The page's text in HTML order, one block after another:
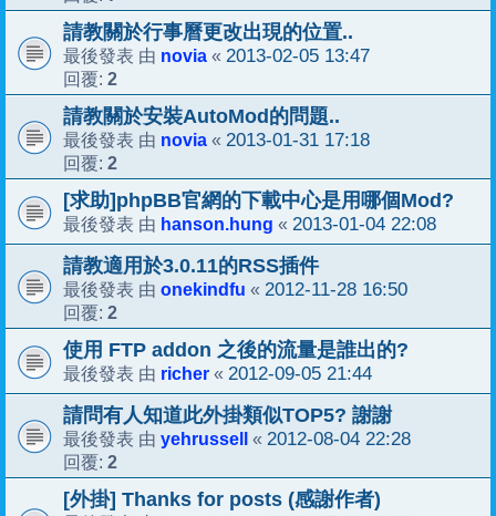
請教關於行事曆更改出現的位置..
最後發表 由 novia « 2013-02-05 13:47
回覆: 2
請教關於安裝AutoMod的問題..
最後發表 由 novia « 2013-01-31 17:18
回覆: 2
[求助]phpBB官網的下載中心是用哪個Mod?
最後發表 由 hanson.hung « 2013-01-04 22:08
請教適用於3.0.11的RSS插件
最後發表 由 onekindfu « 2012-11-28 16:50
回覆: 2
使用 FTP addon 之後的流量是誰出的?
最後發表 由 richer « 2012-09-05 21:44
請問有人知道此外掛類似TOP5? 謝謝
最後發表 由 yehrussell « 2012-08-04 22:28
回覆: 2
[外掛] Thanks for posts (感謝作者)